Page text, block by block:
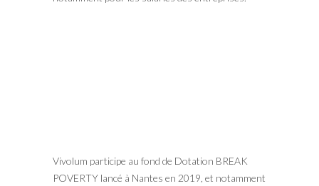
Vivolum participe au fond de Dotation BREAK
POVERTY lancé à Nantes en 2019, et notamment